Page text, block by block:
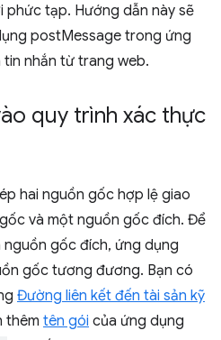
phức tạp. Hướng dẫn này sẽ
postMessage trong ứng
tin nhắn từ trang web.
quy trình xác thực
hai nguồn gốc hợp lệ giao
và một nguồn gốc đích. Để
gốc đích, ứng dụng
gốc tương đương. Bạn có
Đường liên kết đến tài sản kỹ
thêm tên gói của ứng dụng